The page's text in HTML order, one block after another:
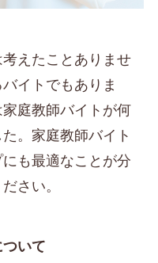
えたことありませ
イトでもありま
庭教師バイトが何
。家庭教師バイト
も最適なことが分
さい。
いて